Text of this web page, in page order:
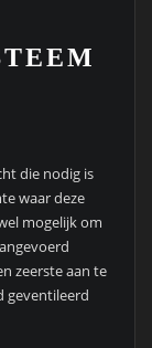
die nodig is
waar deze
mogelijk om
zeerste aan te
geventileerd